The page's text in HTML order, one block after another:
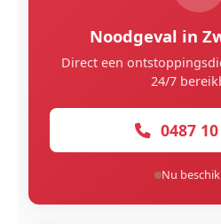
Noodgeval in
Direct een
24/7
0487
Nu